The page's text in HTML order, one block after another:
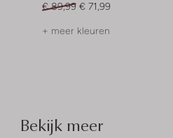
€ 89,99 € 71,99
+ meer kleuren
Bekijk meer